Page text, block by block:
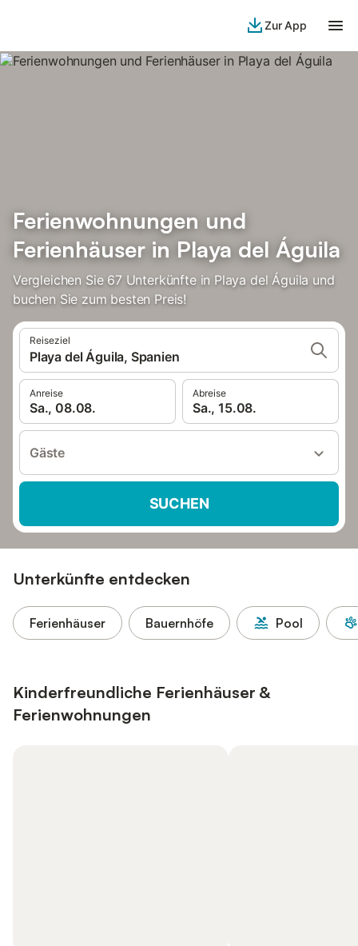
Zur App
Ferienwohnungen und
Ferienhäuser in Playa del Águila
Vergleichen Sie 67 Unterkünfte in Playa del Águila und
buchen Sie zum besten Preis!
Reiseziel
Playa del Águila, Spanien
Anreise
Sa., 08.08.
Abreise
Sa., 15.08.
Gäste
SUCHEN
Unterkünfte entdecken
Ferienhäuser Bauernhöfe Pool
Kinderfreundliche Ferienhäuser &
Ferienwohnungen